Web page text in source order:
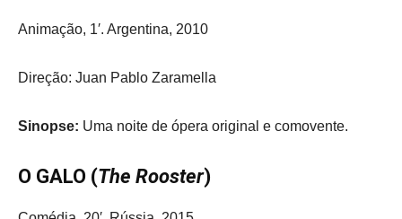
Animação, 1′. Argentina, 2010
Direção: Juan Pablo Zaramella
Sinopse: Uma noite de ópera original e comovente.
O GALO (The Rooster)